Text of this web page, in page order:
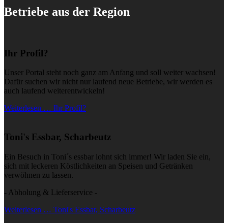
Betriebe aus der Region
Ihr Profil?
Unser Portal steht noch ganz am Anfang und soll weiter wachsen!
Dafür suchen wir nicht nur laufend neue Betriebe, wir werden es
auch laufend weiterentwickeln!
Weiterlesen … Ihr Profil?
Toni's Essbar, Scharbeutz
Ein Besuch in Toni´s essbar lohnt sich immer! Wir laden Sie ein,
sich mit leckeren Köstlichkeiten an Speisen und Getränken
verwöhnen zu lassen.
- Abholung & Lieferservice -
Weiterlesen … Toni's Essbar, Scharbeutz